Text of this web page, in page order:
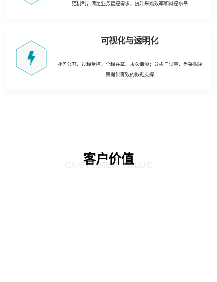
范机制，满足业务管控需求，提升采购效率和风控水平
可视化与透明化
业务公开，过程受控，全程在案，永久追溯；分析与洞察，为采购决
策提供有效的数据支撑
客户价值
CUSTOMER VALUE